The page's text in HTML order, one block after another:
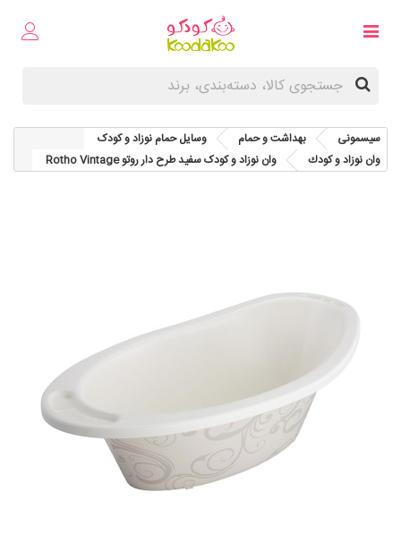
سیسمونی بهداشت و حمام
وسایل حمام نوزاد و کودک
وان نوزاد و كودك
وان نوزاد و کودک سفید طرح دار روتو Rotho Vintage